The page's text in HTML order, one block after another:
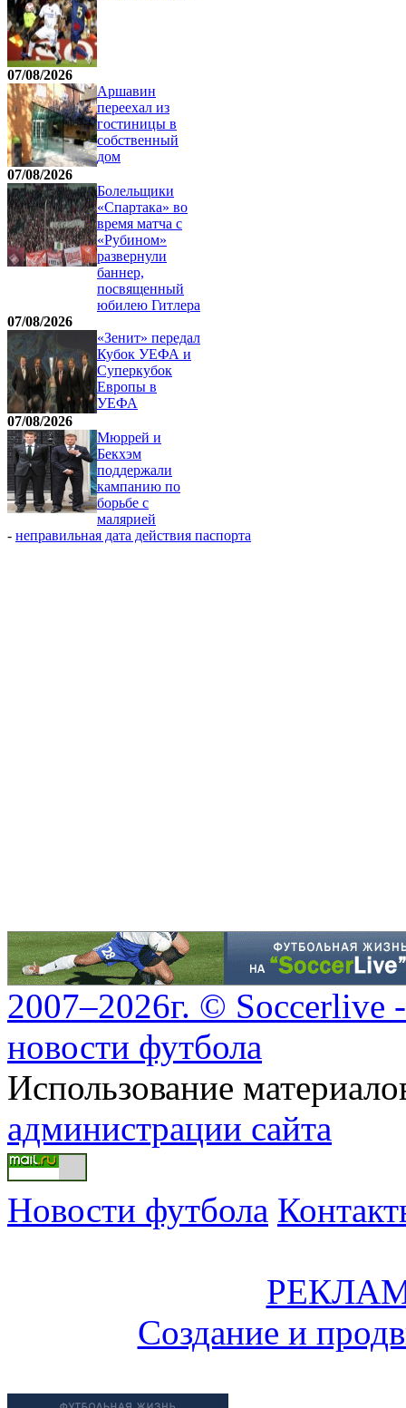
07/08/2026
Аршавин
переехал из
гостиницы в
собственный
дом
07/08/2026
Болельщики
«Спартака» во
время матча с
«Рубином»
развернули
баннер,
посвященный
юбилею Гитлера
07/08/2026
«Зенит» передал
Кубок УЕФА и
Суперкубок
Европы в
УЕФА
07/08/2026
Мюррей и
Бекхэм
поддержали
кампанию по
борьбе с
малярией
- неправильная дата действия паспорта
2007–2026г. ©
новости футбола
Использование
администрации сайта
Новости футбола
Создание и